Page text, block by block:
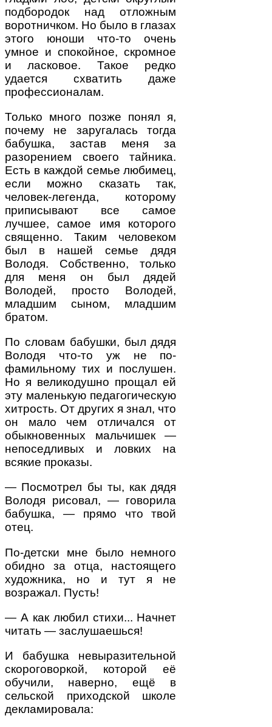
подбородок над отложным
воротничком. Но было в глазах
этого юноши что-то очень
умное и спокойное, скромное
и ласковое. Такое редко
удается схватить даже
профессионалам.
Только много позже понял я,
почему не заругалась тогда
бабушка, застав меня за
разорением своего тайника.
Есть в каждой семье любимец,
если можно сказать так,
человек-легенда, которому
приписывают все самое
лучшее, самое имя которого
священно. Таким человеком
был в нашей семье дядя
Володя. Собственно, только
для меня он был дядей
Володей, просто Володей,
младшим сыном, младшим
братом.
По словам бабушки, был дядя
Володя что-то уж не по-
фамильному тих и послушен.
Но я великодушно прощал ей
эту маленькую педагогическую
хитрость. От других я знал, что
он мало чем отличался от
обыкновенных мальчишек —
непоседливых и ловких на
всякие проказы.
— Посмотрел бы ты, как дядя
Володя рисовал, — говорила
бабушка, — прямо что твой
отец.
По-детски мне было немного
обидно за отца, настоящего
художника, но и тут я не
возражал. Пусть!
— А как любил стихи... Начнет
читать — заслушаешься!
И бабушка невыразительной
скороговоркой, которой её
обучили, наверно, ещё в
сельской приходской школе
декламировала: